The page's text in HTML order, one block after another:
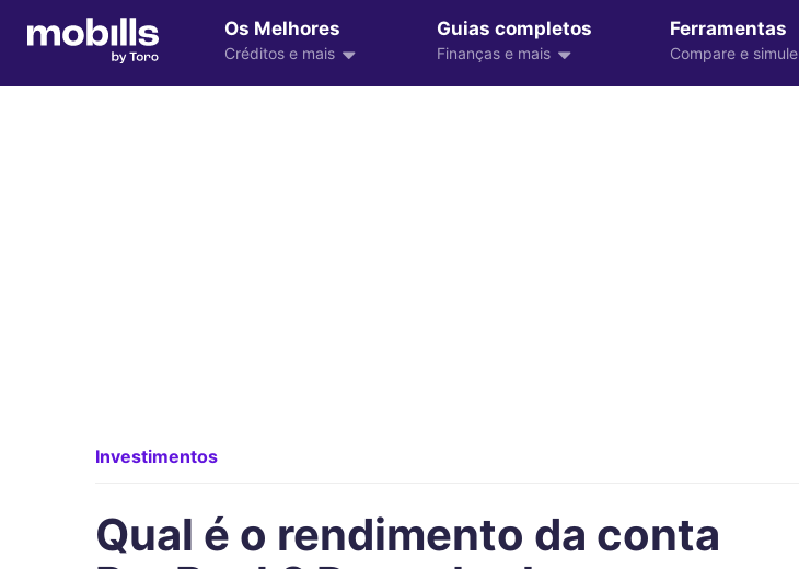
Os Melhores
Créditos e mais
Guias completos
Finanças e mais
Ferramentas
Compare e simule
Investimentos
Qual é o rendimento da conta